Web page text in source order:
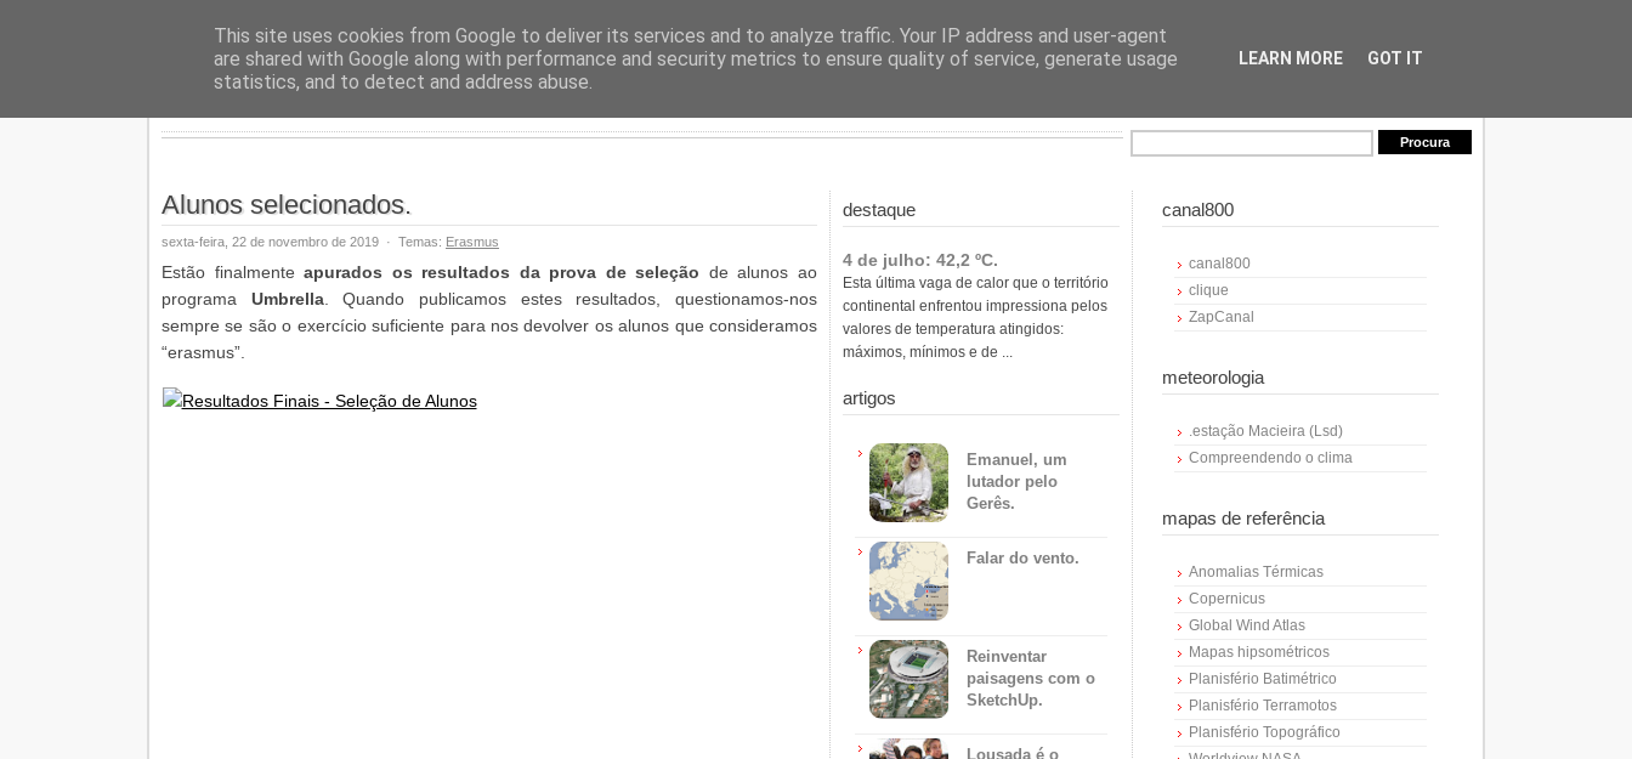
Geopalavras
Alunos selecionados.
sexta-feira, 22 de novembro de 2019 · Temas: Erasmus
Estão finalmenteapurados os resultados da prova de seleção de alunos ao
programa Umbrella. Quando publicamos estes resultados, questionamos-nos
sempre se são o exercício suficiente para nos devolver os alunos que consideramos
“erasmus”.
destaque
4 de julho: 42,2 ºC.
Esta última vaga de calor que o território
continental enfrentou impressiona pelos
valores de temperatura atingidos:
máximos, mínimos e de ...
artigos
Emanuel, um
lutador pelo
Gerês.
Falar do vento.
Reinventar
paisagens com o
SketchUp.
Lousada é o
canal800
canal800
clique
ZapCanal
meteorologia
.estação Macieira (Lsd)
Compreendendo o clima
mapas de referência
Anomalias Térmicas
Copernicus
Global Wind Atlas
Mapas hipsométricos
Planisfério Batimétrico
Planisfério Terramotos
Planisfério Topográfico
This site uses cookies from Google to deliver its services and to analyze traffic. Your IP address and user-agent
are shared with Google along with performance and security metrics to ensure quality of service, generate usage
statistics, and to detect and address abuse.
LEARN MORE GOT IT